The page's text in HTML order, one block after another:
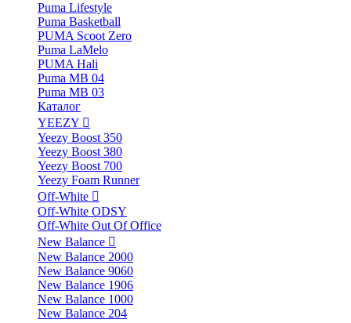
Puma Lifestyle
Puma Basketball
PUMA Scoot Zero
Puma LaMelo
PUMA Hali
Puma MB 04
Puma MB 03
Каталог
YEEZY
Yeezy Boost 350
Yeezy Boost 380
Yeezy Boost 700
Yeezy Foam Runner
Off-White
Off-White ODSY
Off-White Out Of Office
New Balance
New Balance 2000
New Balance 9060
New Balance 1906
New Balance 1000
New Balance 204